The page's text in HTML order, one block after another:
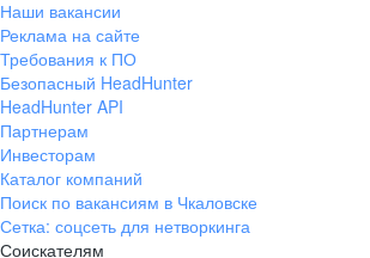
Наши вакансии
Реклама на сайте
Требования к ПО
Безопасный HeadHunter
HeadHunter API
Партнерам
Инвесторам
Каталог компаний
Поиск по вакансиям в Чкаловске
Сетка: соцсеть для нетворкинга
Соискателям